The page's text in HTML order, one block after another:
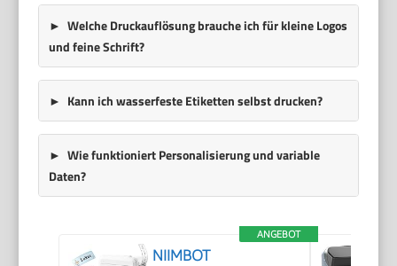
Welche Druckauflösung brauche ich für kleine Logos
und feine Schrift?
Kann ich wasserfeste Etiketten selbst drucken?
Wie funktioniert Personalisierung und variable
Daten?
ANGEBOT
NIIMBOT